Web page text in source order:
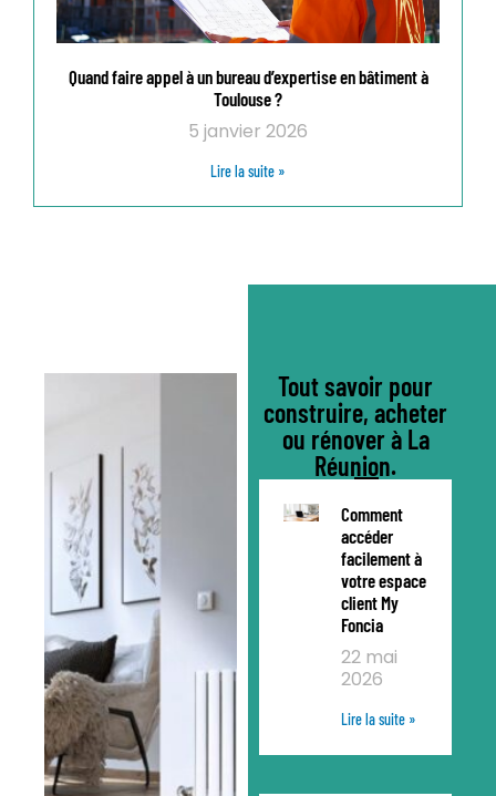
Quand faire appel à un bureau d’expertise en bâtiment à
Toulouse ?
5 janvier 2026
Lire la suite »
Tout savoir pour
construire, acheter
ou rénover à La
Réunion.
Comment
accéder
facilement à
votre espace
client My
Foncia
22 mai
2026
Lire la suite »